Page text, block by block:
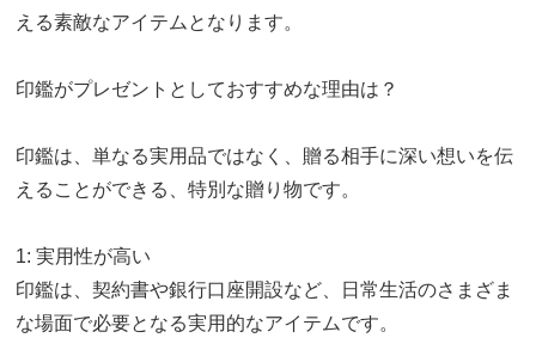
える素敵なアイテムとなります。
印鑑がプレゼントとしておすすめな理由は？
印鑑は、単なる実用品ではなく、贈る相手に深い想いを伝
えることができる、特別な贈り物です。
1: 実用性が高い
印鑑は、契約書や銀行口座開設など、日常生活のさまざま
な場面で必要となる実用的なアイテムです。